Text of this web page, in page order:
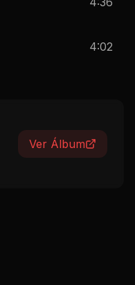
4:02
Ver Álbum